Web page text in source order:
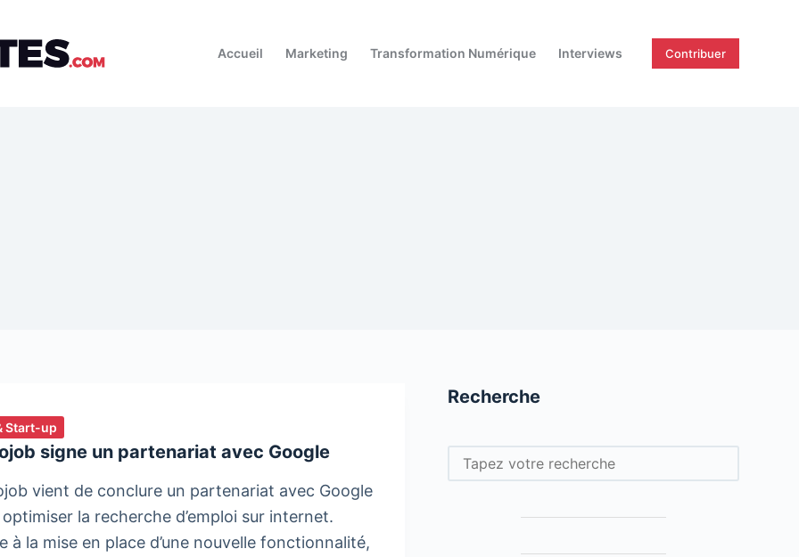
Accueil Marketing Transformation Numérique Interviews Contribuer
Start-up
signe un partenariat avec Google
vient de conclure un partenariat avec Google
la recherche d’emploi sur internet.
à la mise en place d’une nouvelle fonctionnalité,
Recherche
Rechercher